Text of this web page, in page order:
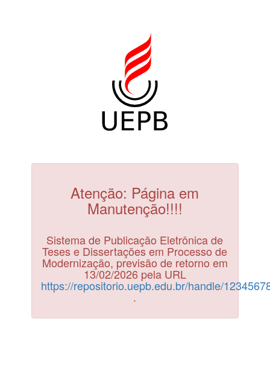
Atenção: Página em
Manutenção!!!!
Sistema de Publicação Eletrônica de
Teses e Dissertações em Processo de
Modernização, previsão de retorno em
13/02/2026 pela URL
https://repositorio.uepb.edu.br/handle/
.